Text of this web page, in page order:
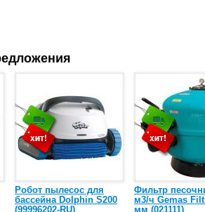
Робот пылесос для
бассейна Dolphin S200
(99996202-RU)
Фильтр
м3/ч Gemas
мм (021111)